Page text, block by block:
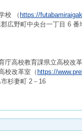
校 （ https://
広野町中央台一丁目 6 番
庁高校教育課県立高校改
校改革室（ https://
杉妻町 2－16